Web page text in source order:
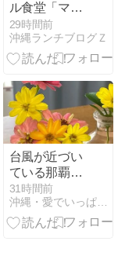
ル食堂「マル
ミヤ食堂」で
ベストスタン
ダードな生姜
29時間前
沖縄ランチブログＺ
台風が近づい
ている那覇！
昨日の青空や
花を見て癒さ
れようと思い
31時間前
沖縄・愛でいっぱいの地球